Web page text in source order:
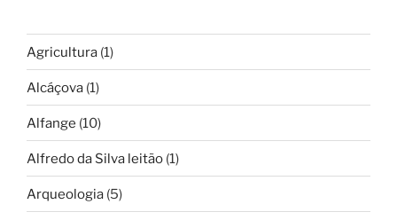
Agricultura (1)
Alcáçova (1)
Alfange (10)
Alfredo da Silva leitão (1)
Arqueologia (5)